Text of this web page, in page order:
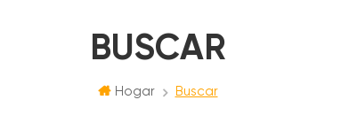
BUSCAR
Hogar Buscar